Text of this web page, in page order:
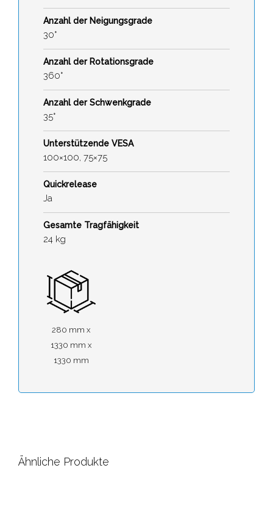
Anzahl der Neigungsgrade
30°
Anzahl der Rotationsgrade
360°
Anzahl der Schwenkgrade
35°
Unterstützende VESA
100×100, 75×75
Quickrelease
Ja
Gesamte Tragfähigkeit
24 kg
280 mm x
1330 mm x
1330 mm
Ähnliche Produkte